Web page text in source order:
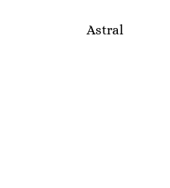
Astral